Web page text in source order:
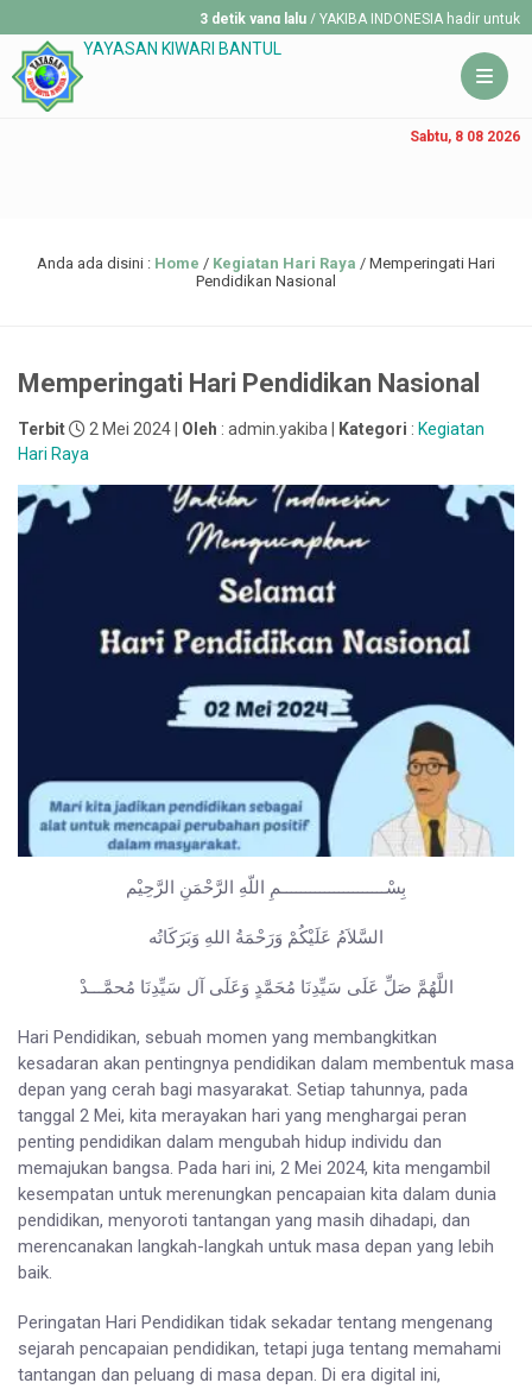
3 detik yang lalu/ YAKIBA INDONESIA hadir untuk
YAYASAN KIWARI BANTUL
Sabtu, 8 08 2026
Anda ada disini : Home / Kegiatan Hari Raya / Memperingati Hari
Pendidikan Nasional
Memperingati Hari Pendidikan Nasional
Terbit 2 Mei 2024 | Oleh : admin.yakiba | Kategori : Kegiatan
Hari Raya
بِسْــــــــــــــــــــــمِ اللّهِ الرَّحْمَنِ الرَّحِيْم
السَّلاَمُ عَلَيْكُمْ وَرَحْمَةُ اللهِ وَبَرَكَاتُه
اللَّهُمَّ صَلِّ عَلَى سَيِّدِنَا مُحَمَّدٍ وَعَلَى آل سَيِّدِنَا مُحمَّـــدْ
Hari Pendidikan, sebuah momen yang membangkitkan
kesadaran akan pentingnya pendidikan dalam membentuk masa
depan yang cerah bagi masyarakat. Setiap tahunnya, pada
tanggal 2 Mei, kita merayakan hari yang menghargai peran
penting pendidikan dalam mengubah hidup individu dan
memajukan bangsa. Pada hari ini, 2 Mei 2024, kita mengambil
kesempatan untuk merenungkan pencapaian kita dalam dunia
pendidikan, menyoroti tantangan yang masih dihadapi, dan
merencanakan langkah-langkah untuk masa depan yang lebih
baik.
Peringatan Hari Pendidikan tidak sekadar tentang mengenang
sejarah pencapaian pendidikan, tetapi juga tentang memahami
tantangan dan peluang di masa depan. Di era digital ini,